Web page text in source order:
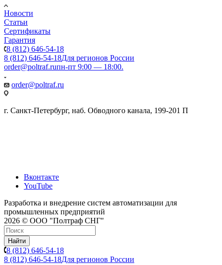
Новости
Статьи
Сертификаты
Гарантия
8 (812) 646-54-18
8 (812) 646-54-18Для регионов России
order@poltraf.ruпн-пт 9:00 — 18:00.
order@poltraf.ru
г. Санкт-Петербург, наб. Обводного канала, 199-201 П
Вконтакте
YouTube
Разработка и внедрение систем автоматизации для
промышленных предприятий
2026 © ООО "Полтраф СНГ"
Найти
8 (812) 646-54-18
8 (812) 646-54-18Для регионов России